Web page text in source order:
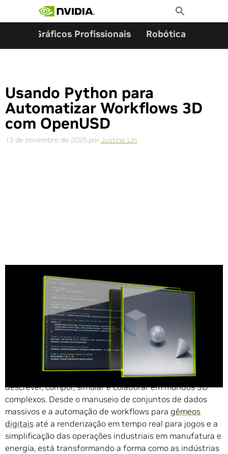
Toggle
Search
Gráficos Profissionais Robótica
Usando Python para
Automatizar Workflows 3D
com OpenUSD
13 de novembro de 2025 porJustine Lin
Compartilhe
O Universal Scene Description (OpenUSD)
oferece um
ecossistema poderoso, aberto e extensível para
descrever, compor, simular e colaborar em mundos 3D
complexos. Desde o manuseio de conjuntos de dados
massivos e a automação de workflows para gêmeos
digitais até a renderização em tempo real para jogos e a
simplificação das operações industriais em manufatura e
energia, está transformando a forma como as indústrias